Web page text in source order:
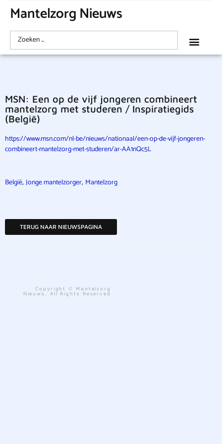
Mantelzorg Nieuws
MSN: Een op de vijf jongeren combineert
mantelzorg met studeren / Inspiratiegids
(België)
https://www.msn.com/nl-be/nieuws/nationaal/een-op-de-vijf-jongeren-
combineert-mantelzorg-met-studeren/ar-AA1nQc5L
België, Jonge mantelzorger, Mantelzorg
TERUG NAAR NIEUWSPAGINA
Copyright © Mantelzorg
Nieuws. All Rights Reserved